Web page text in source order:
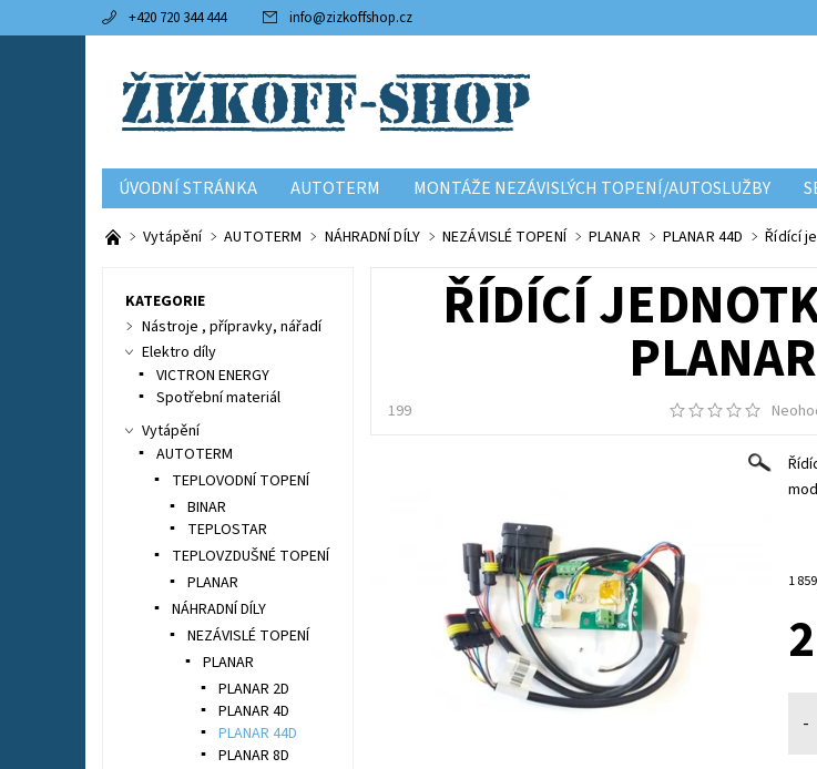
+420 720 344 444 info@zizkoffshop.cz
ÚVODNÍ STRÁNKA AUTOTERM MONTÁŽE NEZÁVISLÝCH TOPENÍ/AUTOSLUŽBY
KONTAKTY
OBCHODNÍ PODMÍNKY
Vytápění AUTOTERM NÁHRADNÍ DÍLY NEZÁVISLÉ TOPENÍ PLANAR PLANAR 44D Řídící
ŘÍDÍCÍ
199
-
KATEGORIE
Nástroje , přípravky, nářadí
Elektro díly
VICTRON ENERGY
Spotřební materiál
Vytápění
AUTOTERM
TEPLOVODNÍ TOPENÍ
BINAR
TEPLOSTAR
TEPLOVZDUŠNÉ TOPENÍ
PLANAR
NÁHRADNÍ DÍLY
NEZÁVISLÉ TOPENÍ
PLANAR
PLANAR 2D
PLANAR 4D
PLANAR 44D
PLANAR 8D